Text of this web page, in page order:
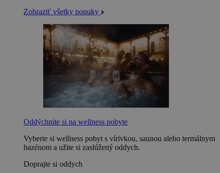
Zobraziť všetky ponuky
Oddýchnite si na wellness pobyte
Vyberte si wellness pobyt s vírivkou, saunou alebo termálnym
bazénom a užite si zaslúžený oddych.
Doprajte si oddych